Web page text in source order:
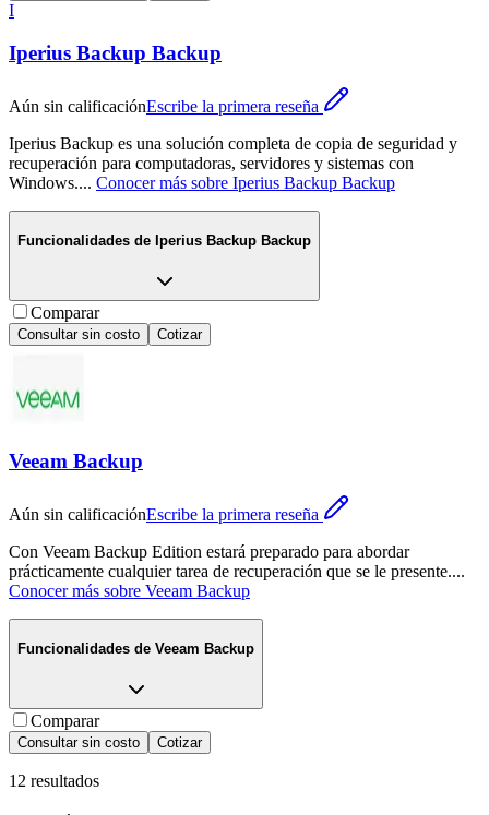
I
Iperius Backup Backup
Aún sin calificaciónEscribe la primera reseña
Iperius Backup es una solución completa de copia de seguridad y
recuperación para computadoras, servidores y sistemas con
Windows.... Conocer más sobre Iperius Backup Backup
Funcionalidades de Iperius Backup Backup
Comparar
Consultar sin costo Cotizar
Veeam Backup
Aún sin calificaciónEscribe la primera reseña
Con Veeam Backup Edition estará preparado para abordar
prácticamente cualquier tarea de recuperación que se le presente....
Conocer más sobre Veeam Backup
Funcionalidades de Veeam Backup
Comparar
Consultar sin costo Cotizar
12 resultados